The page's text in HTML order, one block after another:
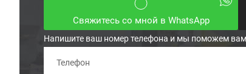
Свяжитесь со мной в WhatsApp
Напишите ваш номер телефона и мы поможем